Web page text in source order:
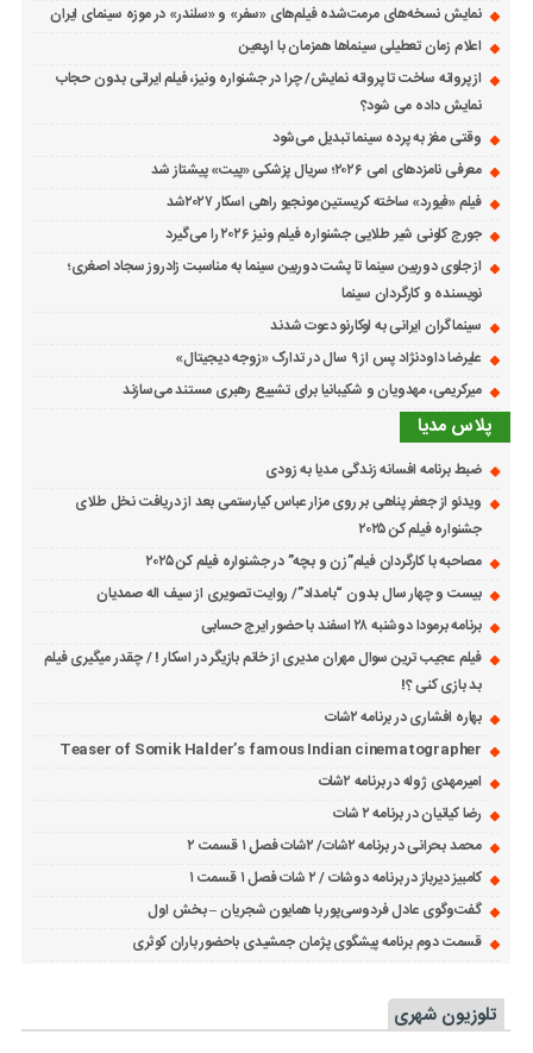
نمایش نسخه‌های مرمت‌شده فیلم‌های «سفر» و «سلندر» در موزه سینمای ایران
اعلام زمان تعطیلی سینماها همزمان با اربعین
از پروانه ساخت تا پروانه نمایش/ چرا در جشنواره ونیز، فیلم ایرانی بدون حجاب
نمایش داده می شود؟
وقتی مغز به پرده سینما تبدیل می‌شود
معرفی نامزدهای امی ۲۰۲۶؛ سریال پزشکی «پیت» پیشتاز شد
فیلم «فیورد» ساخته کریستین مونجیو راهی اسکار ۲۰۲۷شد
جورج کلونی شیر طلایی جشنواره فیلم ونیز ۲۰۲۶ را می‌گیرد
از جلوی دوربین سینما تا پشت دوربین سینما به مناسبت زادروز سجاد اصغری؛
نویسنده و کارگردان سینما
سینماگران ایرانی به لوکارنو دعوت شدند
علیرضا داودنژاد پس از ۹ سال در تدارک «زوجه دیجیتال»
میرکریمی، مهدویان و شکیبانیا برای تشییع رهبری مستند می‌سازند
پلاس مدیا
ضبط برنامه افسانه زندگی مدیا به زودی
ویدئو از جعفر پناهی بر روی مزار عباس کیارستمی بعد از دریافت نخل طلای
جشنواره فیلم کن ۲۰۲۵
مصاحبه با کارگردان فیلم”زن و بچه” در جشنواره فیلم کن ۲۰۲۵
بیست و چهار سال بدون “بامداد”/ روایت تصویری از سیف اله صمدیان
برنامه برمودا دوشنبه ۲۸ اسفند با حضور ایرج حسابی
فیلم عجیب ترین سوال مهران مدیری از خانم بازیگر در اسکار ! / چقدر میگیری فیلم
بد بازی کنی ؟!
بهاره افشاری در برنامه ۲شات
Teaser of Somik Halder’s famous Indian cinematographer
امیرمهدی ژوله در برنامه ۲شات
رضا کیانیان در برنامه ۲ شات
محمد بحرانی در برنامه ۲شات/ ۲شات فصل ۱ قسمت ۲
کامبیز دیرباز در برنامه دوشات / ۲ شات فصل ۱ قسمت ۱
گفت‌وگوی عادل فردوسی‌پور با همایون شجریان – بخش اول
قسمت دوم برنامه پیشگوی پژمان جمشیدی باحضور باران کوثری
تلوزیون شهری